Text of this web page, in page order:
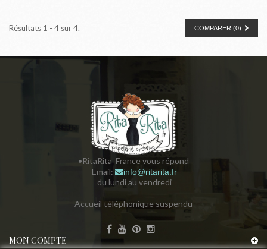
COMPARER (0)
Résultats 1 - 4 sur 4.
•RitaRita_France vous répond
Email:
info@ritarita.fr
du lundi au vendredi
Accueil téléphonique suspendu
MON COMPTE